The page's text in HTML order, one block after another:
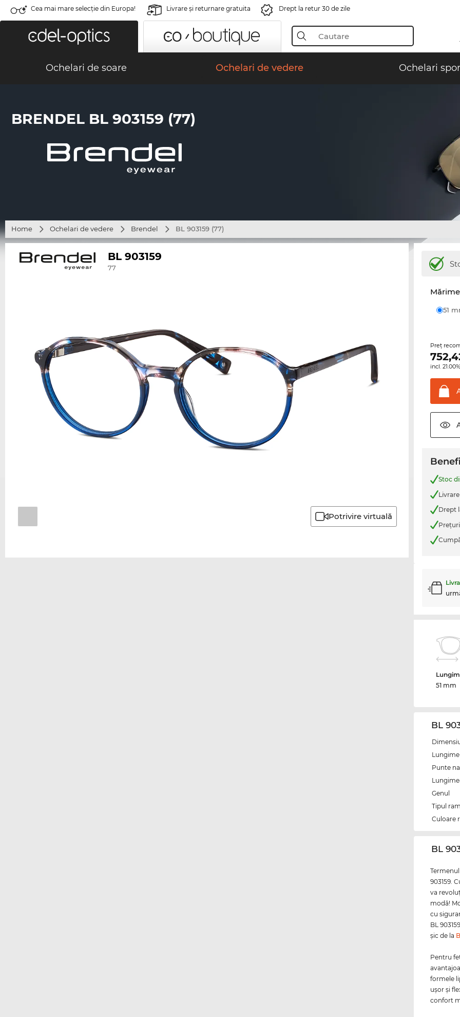
Cea mai mare selecție din Europa! Livrare şi returnare gratuita Drept la retur 30 de zile
Ochelari de soare Ochelari de vedere Ochelari
BRENDEL BL 903159 (77)
Home Ochelari de vedere Brendel BL 903159 (77)
BL 903159
77
Potrivire virtuală
51
Preţ
incl.
Stoc
Drept
51 mm
BL
Punte
Genul
Tipul
Culoare
‌BL
903159.
va
modă!
cu
BL
şic de la
Pentru
formele
uşor şi
confort